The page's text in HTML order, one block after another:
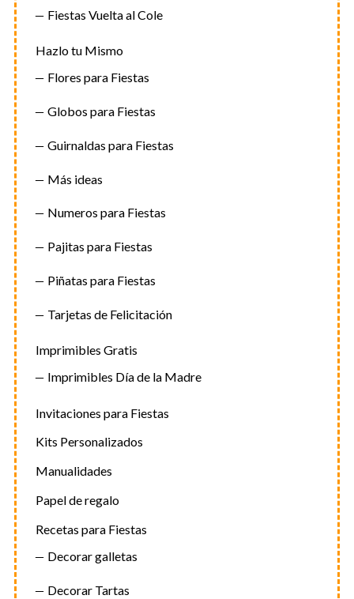
Fiestas Vuelta al Cole
Hazlo tu Mismo
Flores para Fiestas
Globos para Fiestas
Guirnaldas para Fiestas
Más ideas
Numeros para Fiestas
Pajitas para Fiestas
Piñatas para Fiestas
Tarjetas de Felicitación
Imprimibles Gratis
Imprimibles Día de la Madre
Invitaciones para Fiestas
Kits Personalizados
Manualidades
Papel de regalo
Recetas para Fiestas
Decorar galletas
Decorar Tartas